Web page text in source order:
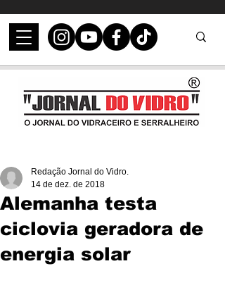
Alemanha testa
ciclovia geradora de
energia solar
Redação Jornal do Vidro.
14 de dez. de 2018